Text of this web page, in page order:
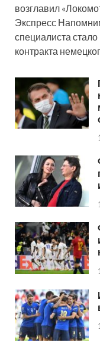
возглавил
Экспресс
специалиста
контракта